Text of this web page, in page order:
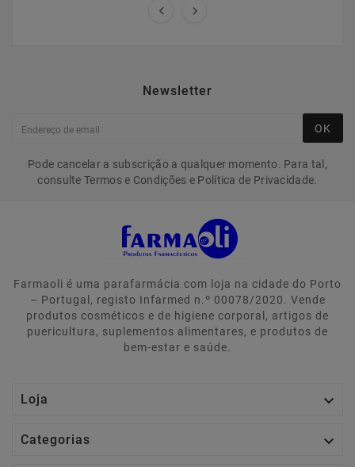
 
Newsletter
OK
Pode cancelar a subscrição a qualquer momento. Para tal,
consulte Termos e Condições e Política de Privacidade.
Farmaoli é uma parafarmácia com loja na cidade do Porto
– Portugal, registo Infarmed n.º 00078/2020. Vende
produtos cosméticos e de higiene corporal, artigos de
puericultura, suplementos alimentares, e produtos de
bem-estar e saúde.
Loja 
Categorias 